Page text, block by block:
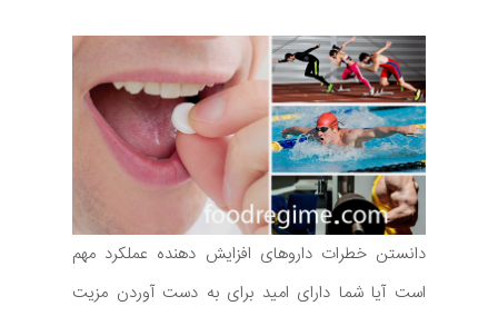
دانستن خطرات داروهای افزایش دهنده عملکرد مهم
است آیا شما دارای امید برای به دست آوردن مزیت